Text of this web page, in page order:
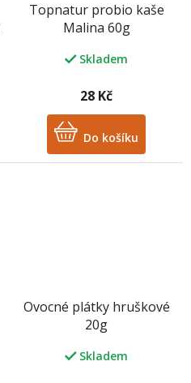
Topnatur probio kaše
Malina 60g
Skladem
28 Kč
Do košíku
Ovocné plátky hruškové
20g
Skladem